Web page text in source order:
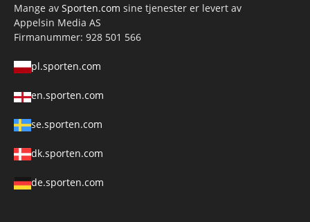
Mange av Sporten.com sine tjenester er levert av
Appelsin Media AS
Firmanummer: 928 501 566
pl.sporten.com
en.sporten.com
se.sporten.com
dk.sporten.com
de.sporten.com